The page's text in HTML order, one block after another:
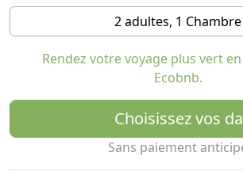
Vous serez accueillis dans une
les moindres détails, où la tradition
confort moderne, transmettant
Situation idéale pour la nature et le
Le B&B Augusto bénéficie d'une
seulement 5 km des remontées
2 adultes, 1 Chambre
Rendez votre voyage plus vert
Ecobnb.
Choisissez vos
Sans paiement